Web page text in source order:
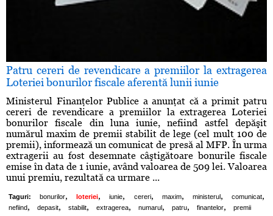
Patru cereri de revendicare a premiilor la extragerea
Loteriei bonurilor fiscale aferentă lunii iunie
Ministerul Finanţelor Publice a anunţat că a primit patru
cereri de revendicare a premiilor la extragerea Loteriei
bonurilor fiscale din luna iunie, nefiind astfel depăşit
numărul maxim de premii stabilit de lege (cel mult 100 de
premii), informează un comunicat de presă al MFP. În urma
extragerii au fost desemnate câştigătoare bonurile fiscale
emise în data de 1 iunie, având valoarea de 509 lei. Valoarea
unui premiu, rezultată ca urmare ...
Taguri: bonurilor, loteriei, iunie, cereri, maxim, ministerul, comunicat,
nefiind, depasit, stabilit, extragerea, numarul , patru, finantelor, premii